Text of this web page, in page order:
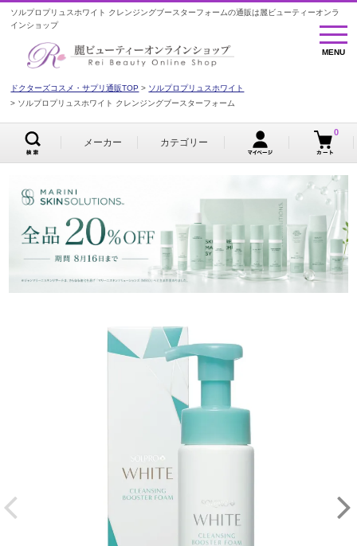
ソルプロプリュスホワイト クレンジングブースターフォームの通販は麗ビューティーオンラ
インショップ
MENU
MENU
ドクターズコスメ・サプリ通販TOP
ソルプロプリュスホワイト
ソルプロプリュスホワイト クレンジングブースターフォーム
メーカー カテゴリー
0